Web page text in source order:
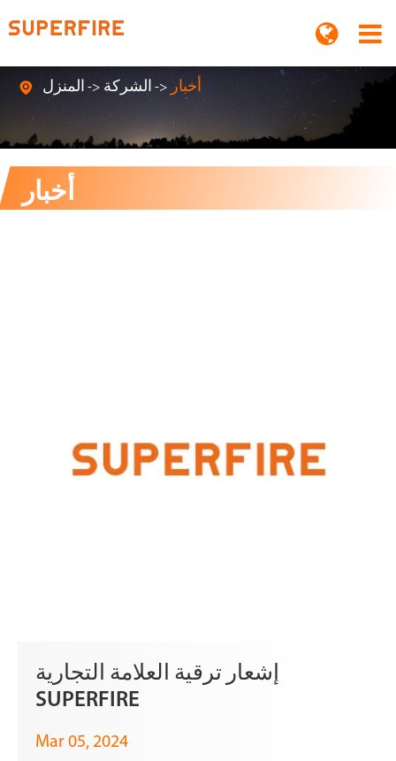
أخبار
 المنزل الشركة أخبار
إشعار ترقية العلامة التجارية
SUPERFIRE
Mar 05, 2024